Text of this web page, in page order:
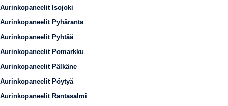
Aurinkopaneelit Isojoki
Aurinkopaneelit Pyhäranta
Aurinkopaneelit Pyhtää
Aurinkopaneelit Pomarkku
Aurinkopaneelit Pälkäne
Aurinkopaneelit Pöytyä
Aurinkopaneelit Rantasalmi